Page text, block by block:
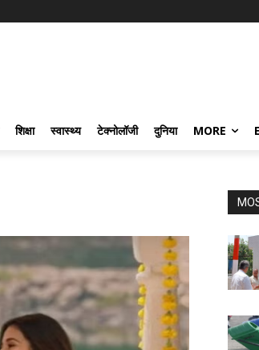
शिक्षा स्वास्थ्य टेक्नोलॉजी दुनिया MORE